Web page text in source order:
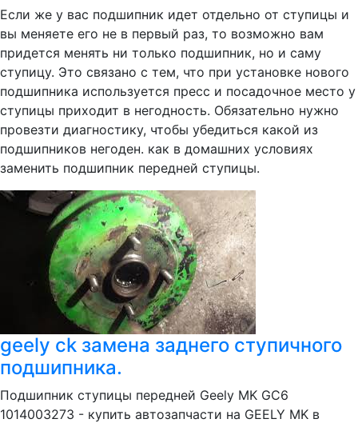
Если же у вас подшипник идет отдельно от ступицы и
вы меняете его не в первый раз, то возможно вам
придется менять ни только подшипник, но и саму
ступицу. Это связано с тем, что при установке нового
подшипника используется пресс и посадочное место у
ступицы приходит в негодность. Обязательно нужно
провезти диагностику, чтобы убедиться какой из
подшипников негоден. как в домашних условиях
заменить подшипник передней ступицы.
geely ck замена заднего ступичного
подшипника.
Подшипник ступицы передней Geely MK GC6
1014003273 - купить автозапчасти на GEELY MK в